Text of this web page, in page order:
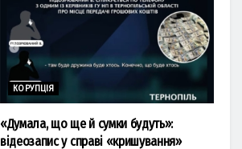
КОРУПЦІЯ
«Думала, що ще й сумки будуть»:
відеозапис у справі «кришування»